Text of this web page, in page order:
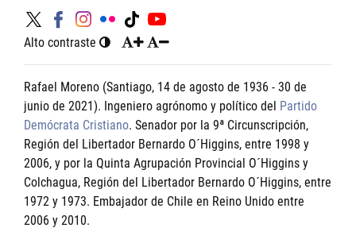
Alto contraste
Rafael Moreno (Santiago, 14 de agosto de 1936 - 30 de
junio de 2021). Ingeniero agrónomo y político del Partido
Demócrata Cristiano. Senador por la 9ª Circunscripción,
Región del Libertador Bernardo O´Higgins, entre 1998 y
2006, y por la Quinta Agrupación Provincial O´Higgins y
Colchagua, Región del Libertador Bernardo O´Higgins, entre
1972 y 1973. Embajador de Chile en Reino Unido entre
2006 y 2010.